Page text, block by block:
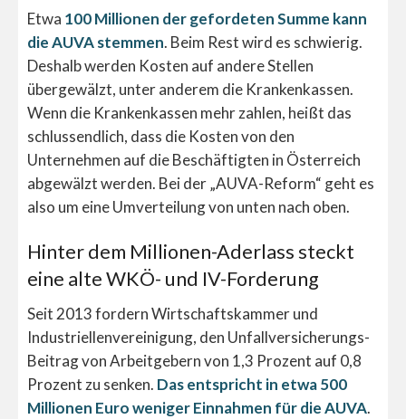
Etwa 100 Millionen der gefordeten Summe kann
die AUVA stemmen. Beim Rest wird es schwierig.
Deshalb werden Kosten auf andere Stellen
übergewälzt, unter anderem die Krankenkassen.
Wenn die Krankenkassen mehr zahlen, heißt das
schlussendlich, dass die Kosten von den
Unternehmen auf die Beschäftigten in Österreich
abgewälzt werden. Bei der „AUVA-Reform“ geht es
also um eine Umverteilung von unten nach oben.
Hinter dem Millionen-Aderlass steckt
eine alte WKÖ- und IV-Forderung
Seit 2013 fordern Wirtschaftskammer und
Industriellenvereinigung, den Unfallversicherungs-
Beitrag von Arbeitgebern von 1,3 Prozent auf 0,8
Prozent zu senken. Das entspricht in etwa 500
Millionen Euro weniger Einnahmen für die AUVA.